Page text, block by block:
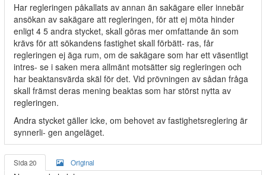
Har regleringen påkallats av annan än sakägare eller innebär
ansökan av sakägare att regleringen, för att ej möta hinder
enligt 4 5 andra stycket, skall göras mer omfattande än som
krävs för att sökandens fastighet skall förbätt- ras, får
regleringen ej äga rum, om de sakägare som har ett väsentligt
intres- se i saken mera allmänt motsätter sig regleringen och
har beaktansvärda skäl för det. Vid prövningen av sådan fråga
skall främst deras mening beaktas som har störst nytta av
regleringen.
Andra stycket gäller icke, om behovet av fastighetsreglering är
synnerli- gen angeläget.
Sida 20 Original